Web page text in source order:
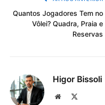
Quantos Jogadores Tem no
Vôlei? Quadra, Praia e
Reservas
Higor Bissoli
Site